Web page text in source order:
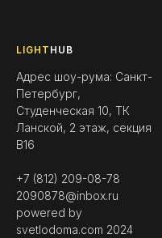
LIGHT HUB
Адрес шоу-рума: Санкт-
Петербург,
Студенческая 10, ТК
Ланской, 2 этаж, секция
B16
+7 (812) 209-08-78
2090878@inbox.ru
powered by
svetlodoma.com 2024